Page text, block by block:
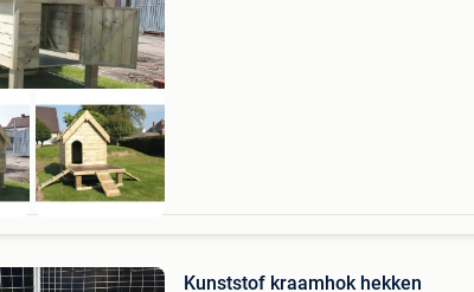
Kunststof kraamhok hekken